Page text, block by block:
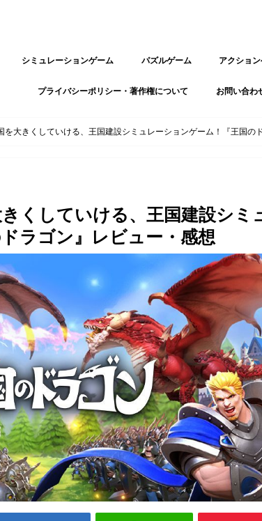
シミュレーションゲーム パズルゲーム アクショ
プライバシーポリシー・著作権について お問い合わ
を大きくしていける、王国建設シミュレーションゲーム！『王国の
くしていける、王国建設シミ
ラゴン』レビュー・感想